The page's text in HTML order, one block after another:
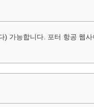
가능합니다. 포터 항공 웹